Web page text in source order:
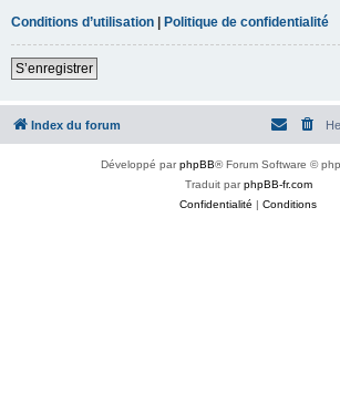
Conditions d’utilisation | Politique de confidentialité
S’enregistrer
Index du forum
Développé parphpBB® Forum Software ©
Traduit parphpBB-fr.com
Confidentialité | Conditions